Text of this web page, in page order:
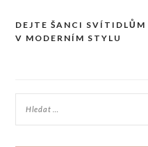
Navigace
DEJTE ŠANCI SVÍTIDLŮM
V MODERNÍM STYLU